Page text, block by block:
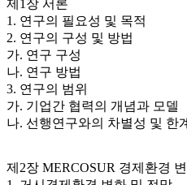
제1장 서론
1. 연구의 필요성 및 목적
2. 연구의 구성 및 방법
가. 연구 구성
나. 연구 방법
3. 연구의 범위
가. 기업간 협력의 개념과 모델
나. 선행연구와의 차별성 및 한계
제2장 MERCOSUR 경제환경